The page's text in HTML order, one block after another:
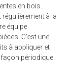
en bois…
à la
équipe
C’est une
à appliquer et
façon périodique